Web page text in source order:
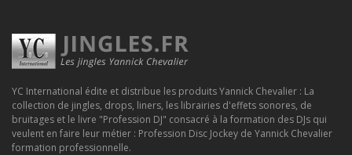
YC International édite et distribue les produits Yannick Chevalier : La
collection de jingles, drops, liners, les librairies d'effets sonores, de
bruitages et le livre "Profession DJ" consacré à la formation des DJs qui
veulent en faire leur métier : Profession Disc Jockey de Yannick Chevalier
formation professionnelle.